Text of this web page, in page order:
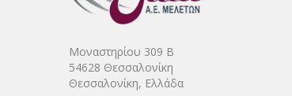
Μοναστηρίου 309 Β
54628 Θεσσαλονίκη
Θεσσαλονίκη, Ελλάδα